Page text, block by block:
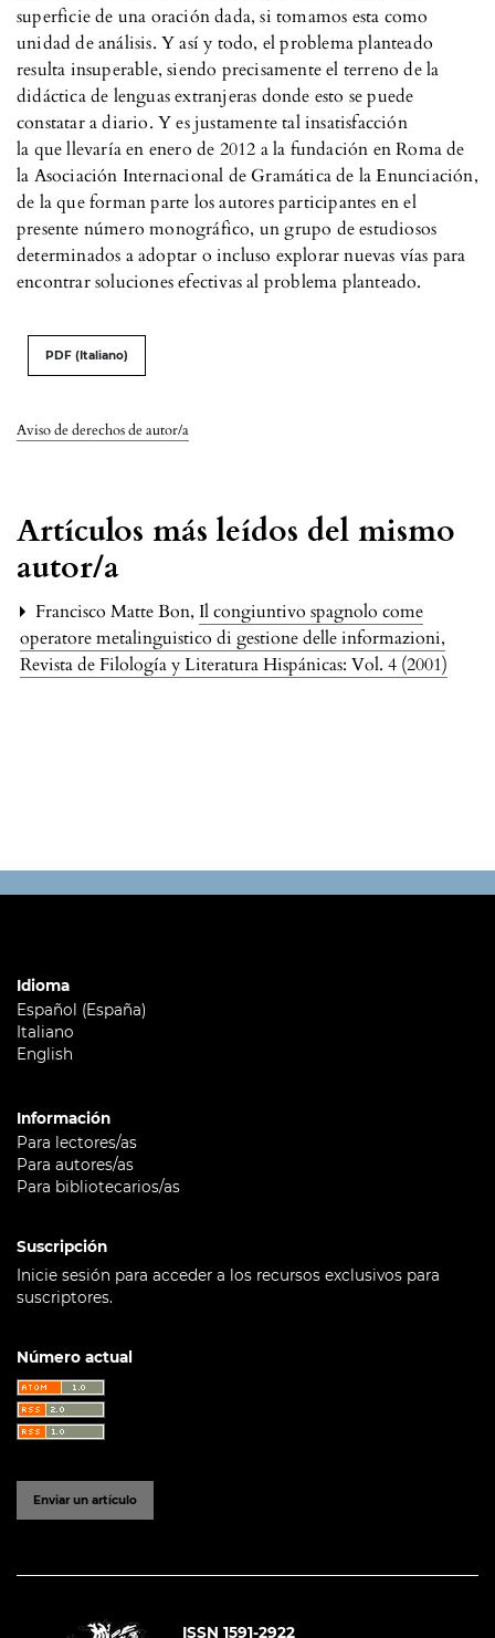
Aviso de derechos de autor/a
superficie de una oración dada, si tomamos esta como
unidad de análisis. Y así y todo, el problema planteado
resulta insuperable, siendo precisamente el terreno de la
didáctica de lenguas extranjeras donde esto se puede
constatar a diario. Y es justamente tal insatisfacción
la que llevaría en enero de 2012 a la fundación en Roma de
la Asociación Internacional de Gramática de la Enunciación,
de la que forman parte los autores participantes en el
presente número monográfico, un grupo de estudiosos
determinados a adoptar o incluso explorar nuevas vías para
encontrar soluciones efectivas al problema planteado.
PDF (Italiano)
Artículos más leídos del mismo
autor/a
Francisco Matte Bon, Il congiuntivo spagnolo come
operatore metalinguistico di gestione delle informazioni,
Revista de Filología y Literatura Hispánicas: Vol. 4 (2001)
Idioma
Español (España)
Italiano
English
Información
Para lectores/as
Para autores/as
Para bibliotecarios/as
Suscripción
Inicie sesión para acceder a los recursos exclusivos para
suscriptores.
Número actual
Enviar un artículo
ISSN 1591-2922